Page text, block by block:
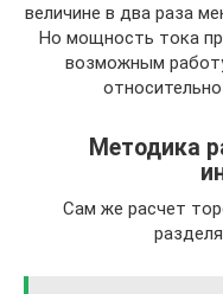
величине в два раза
Но мощность тока
возможным
Методика
Сам же расчет